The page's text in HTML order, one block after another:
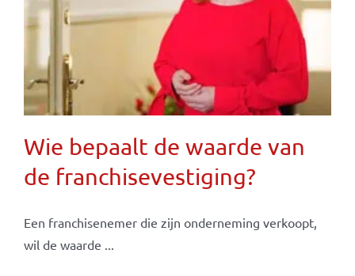
Wie bepaalt de waarde van
de franchisevestiging?
Een franchisenemer die zijn onderneming verkoopt,
wil de waarde ...